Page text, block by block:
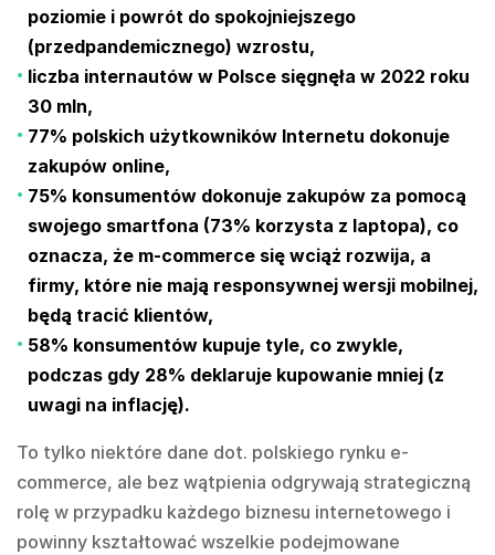
poziomie i powrót do spokojniejszego
(przedpandemicznego) wzrostu,
liczba internautów w Polsce sięgnęła w 2022 roku
30 mln,
77% polskich użytkowników Internetu dokonuje
zakupów online,
75% konsumentów dokonuje zakupów za pomocą
swojego smartfona (73% korzysta z laptopa), co
oznacza, że m-commerce się wciąż rozwija, a
firmy, które nie mają responsywnej wersji mobilnej,
będą tracić klientów,
58% konsumentów kupuje tyle, co zwykle,
podczas gdy 28% deklaruje kupowanie mniej (z
uwagi na inflację).
To tylko niektóre dane dot. polskiego rynku e-
commerce, ale bez wątpienia odgrywają strategiczną
rolę w przypadku każdego biznesu internetowego i
powinny kształtować wszelkie podejmowane